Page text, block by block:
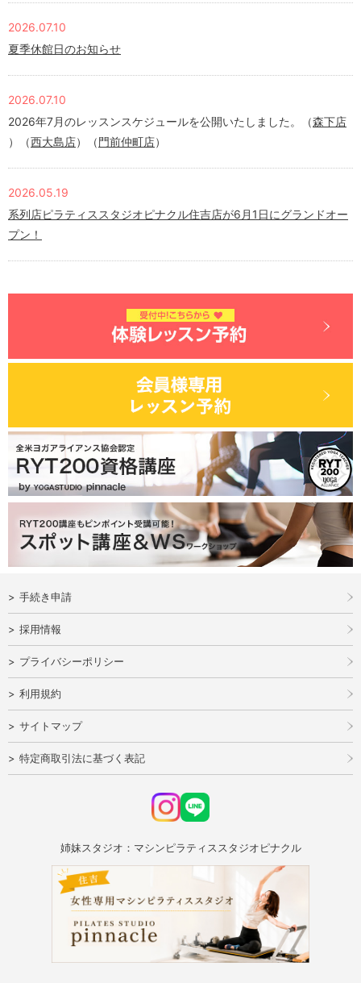
2026.07.10
夏季休館日のお知らせ
2026.07.10
2026年7月のレッスンスケジュールを公開いたしました。（森下店
）（西大島店）（門前仲町店）
2026.05.19
系列店ピラティススタジオピナクル住吉店が6月1日にグランドオー
プン！
手続き申請
採用情報
プライバシーポリシー
利用規約
サイトマップ
特定商取引法に基づく表記
姉妹スタジオ：マシンピラティススタジオピナクル